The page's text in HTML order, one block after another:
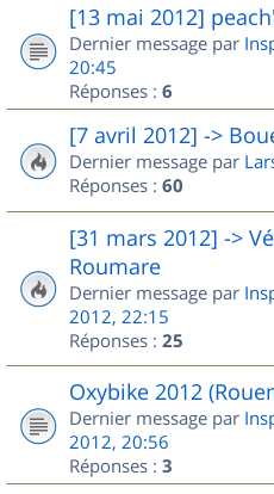
[13 mai 2012]
Dernier message par
20:45
Réponses : 6
[7 avril 2012] ->
Dernier message par
Réponses : 60
[31 mars 2012] ->
Roumare
Dernier message par
2012, 22:15
Réponses : 25
Oxybike 2012
Dernier message par
2012, 20:56
Réponses : 3